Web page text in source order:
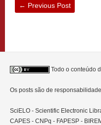
← Previous Post
Todo o conteúdo
Os posts são de
SciELO - Scientific Electronic
CAPES - CNPq - FAPESP -